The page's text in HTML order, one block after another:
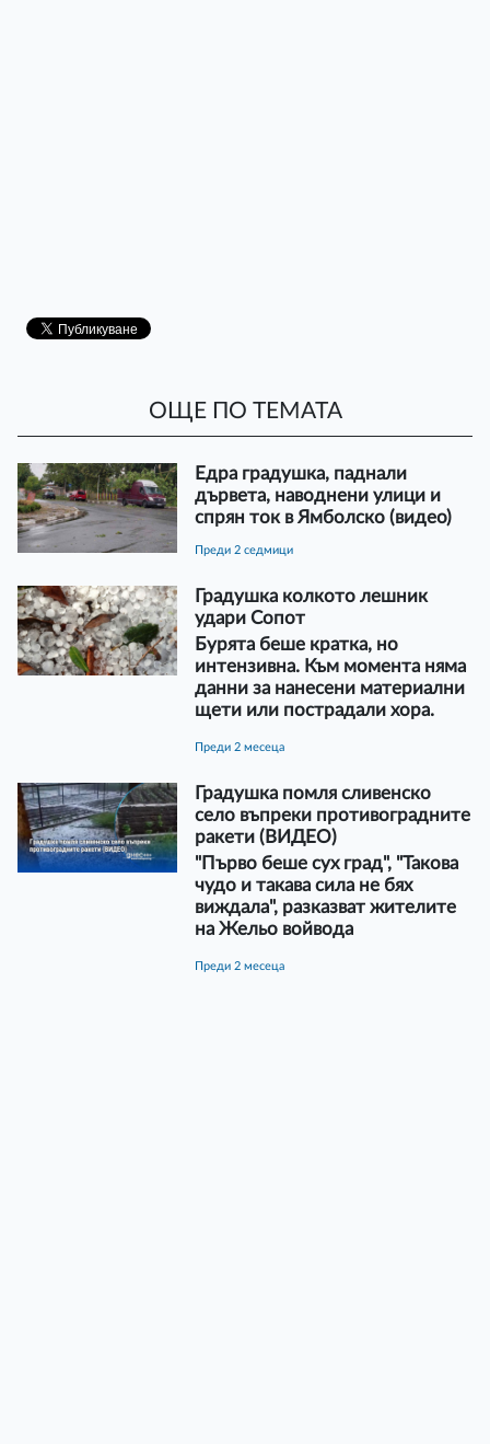
ОЩЕ ПО ТЕМАТА
Едра градушка, паднали
дървета, наводнени улици и
спрян ток в Ямболско (видео)
преди 2 седмици
Градушка колкото лешник
удари Сопот
Бурята беше кратка, но
интензивна. Към момента няма
данни за нанесени материални
щети или пострадали хора.
преди 2 месеца
Градушка помля сливенско
село въпреки противоградните
ракети (ВИДЕО)
"Първо беше сух град", "Такова
чудо и такава сила не бях
виждала", разказват жителите
на Жельо войвода
преди 2 месеца